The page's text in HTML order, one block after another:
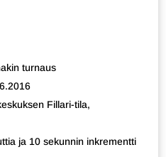
turnaus
Fillari-tila,
ja 10 sekunnin inkrementti